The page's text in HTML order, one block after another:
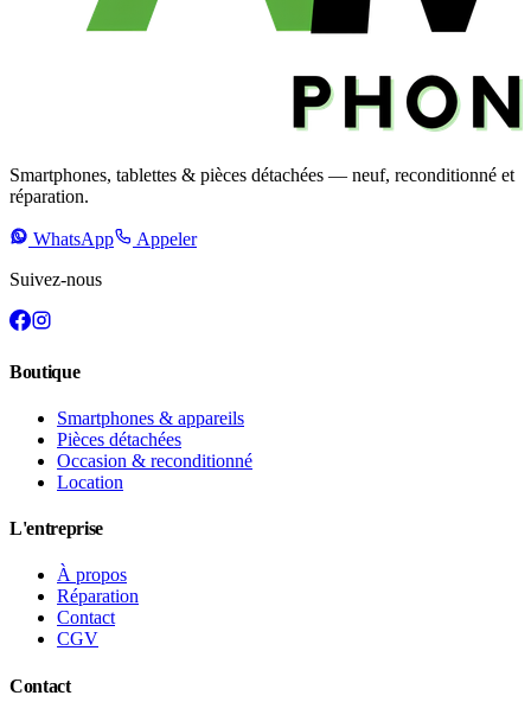
Smartphones, tablettes & pièces détachées — neuf, reconditionné et
réparation.
WhatsApp
Appeler
Suivez-nous
Boutique
Smartphones & appareils
Pièces détachées
Occasion & reconditionné
Location
L'entreprise
À propos
Réparation
Contact
CGV
Contact